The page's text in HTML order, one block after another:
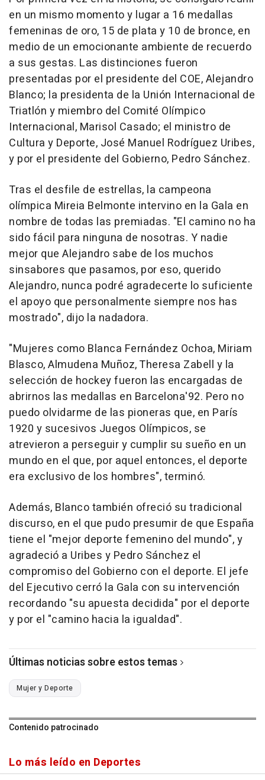
en un mismo momento y lugar a 16 medallas
femeninas de oro, 15 de plata y 10 de bronce, en
medio de un emocionante ambiente de recuerdo
a sus gestas. Las distinciones fueron
presentadas por el presidente del COE, Alejandro
Blanco; la presidenta de la Unión Internacional de
Triatlón y miembro del Comité Olímpico
Internacional, Marisol Casado; el ministro de
Cultura y Deporte, José Manuel Rodríguez Uribes,
y por el presidente del Gobierno, Pedro Sánchez.
Tras el desfile de estrellas, la campeona
olímpica Mireia Belmonte intervino en la Gala en
nombre de todas las premiadas. "El camino no ha
sido fácil para ninguna de nosotras. Y nadie
mejor que Alejandro sabe de los muchos
sinsabores que pasamos, por eso, querido
Alejandro, nunca podré agradecerte lo suficiente
el apoyo que personalmente siempre nos has
mostrado", dijo la nadadora.
"Mujeres como Blanca Fernández Ochoa, Miriam
Blasco, Almudena Muñoz, Theresa Zabell y la
selección de hockey fueron las encargadas de
abrirnos las medallas en Barcelona'92. Pero no
puedo olvidarme de las pioneras que, en París
1920 y sucesivos Juegos Olímpicos, se
atrevieron a perseguir y cumplir su sueño en un
mundo en el que, por aquel entonces, el deporte
era exclusivo de los hombres", terminó.
Además, Blanco también ofreció su tradicional
discurso, en el que pudo presumir de que España
tiene el "mejor deporte femenino del mundo", y
agradeció a Uribes y Pedro Sánchez el
compromiso del Gobierno con el deporte. El jefe
del Ejecutivo cerró la Gala con su intervención
recordando "su apuesta decidida" por el deporte
y por el "camino hacia la igualdad".
Últimas noticias sobre estos temas
Mujer y Deporte
Contenido patrocinado
Lo más leído en Deportes